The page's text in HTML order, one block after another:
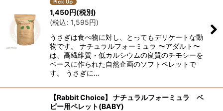
在庫あり
並び順:
絞り込む
1,450円(税別)
(税込: 1,595円)
うさぎは食べ物に対し、とってもデリケートな動
物です。 ナチュラルフォーミュラ 〜アダルト〜
は、高繊維質・低カルシウムの良質のチモシーを
ベースに作られた自然企画のソフトペレットで
す。 うさぎに…
【Rabbit Choice】 ナチュラルフォーミュラ ベ
ビー用ペレット(BABY)